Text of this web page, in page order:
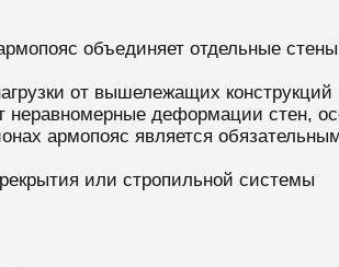
объединяет отдельные
от вышележащих конструкций
неравномерные деформации стен,
армопояс является
или стропильной системы